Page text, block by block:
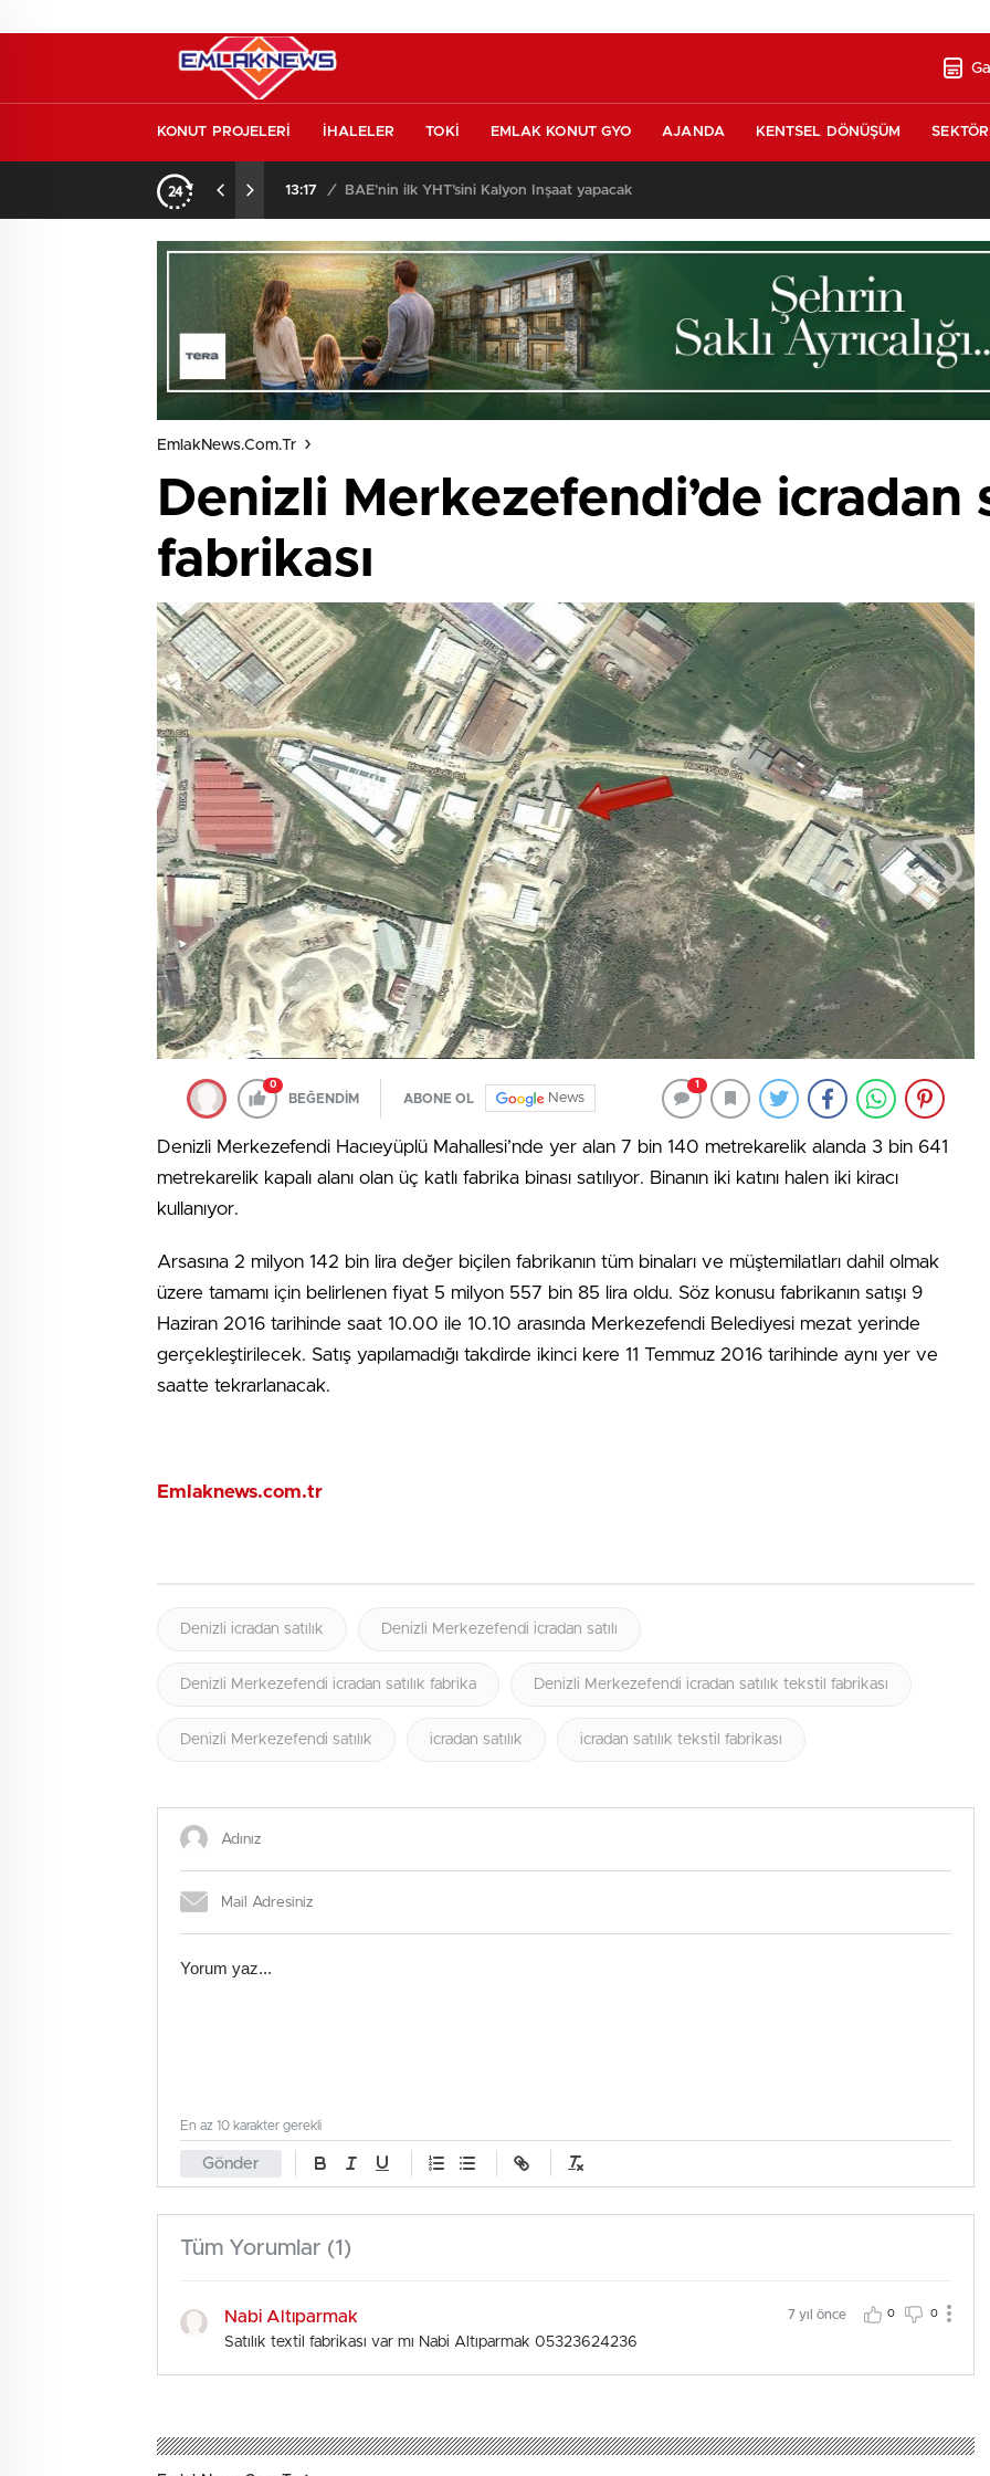
KONUT PROJELERİ İHALELER TOKİ EMLAK KONUT GYO AJANDA KENTSEL DÖNÜŞÜM
14:41 /
EmlakNews.com.tr
Denizli Merkezefendi’de icradan
fabrikası
0
BEĞENDİM ABONE OL News
1
Denizli Merkezefendi Hacıeyüplü Mahallesi’nde yer alan 7 bin 140 metrekarelik alanda 3 bin 641
metrekarelik kapalı alanı olan üç katlı fabrika binası satılıyor. Binanın iki katını halen iki kiracı
kullanıyor.
Arsasına 2 milyon 142 bin lira değer biçilen fabrikanın tüm binaları ve müştemilatları dahil olmak
üzere tamamı için belirlenen fiyat 5 milyon 557 bin 85 lira oldu. Söz konusu fabrikanın satışı 9
Haziran 2016 tarihinde saat 10.00 ile 10.10 arasında Merkezefendi Belediyesi mezat yerinde
gerçekleştirilecek. Satış yapılamadığı takdirde ikinci kere 11 Temmuz 2016 tarihinde aynı yer ve
saatte tekrarlanacak.
Emlaknews.com.tr
Denizli icradan satılık Denizli Merkezefendi icradan satılı
Denizli Merkezefendi icradan satılık fabrika Denizli Merkezefendi icradan satılık tekstil fabrikası
Denizli Merkezefendi satılık icradan satılık icradan satılık tekstil fabrikası
Gönder
En az 10 karakter gerekli
Tüm Yorumlar (1)
Nabi Altıparmak 7 yıl önce 0 0
Satılık textil fabrikası var mı Nabi Altıparmak 05323624236